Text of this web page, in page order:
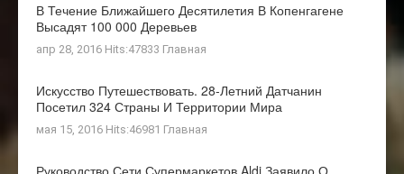
В Течение Ближайшего Десятилетия В Копенгагене
Высадят 100 000 Деревьев
апр 28, 2016 Hits:47833 Главная
Искусство Путешествовать. 28-Летний Датчанин
Посетил 324 Страны И Территории Мира
мая 15, 2016 Hits:46981 Главная